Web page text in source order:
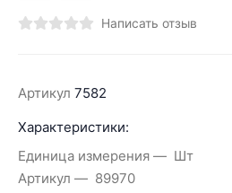
Написать отзыв
Артикул 7582
Характеристики:
Единица измерения
Шт
Артикул
89970